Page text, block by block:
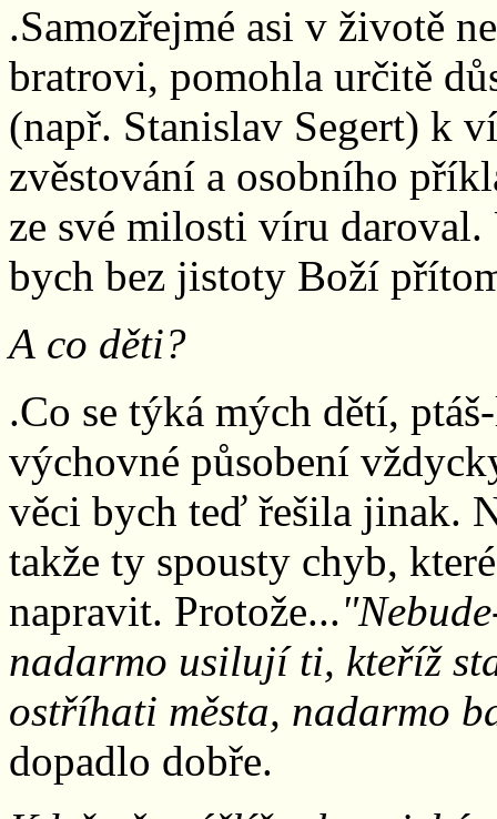
.Samozřejmé asi v životě
bratrovi, pomohla určitě
(např. Stanislav Segert) k
zvěstování a osobního
ze své milosti víru
bych bez jistoty Boží
A co děti?
.Co se týká mých dětí,
výchovné působení
věci bych teď řešila jinak.
takže ty spousty chyb,
napravit. Protože...
nadarmo usilují ti, kteříž
ostříhati města, nadarmo
dopadlo dobře.